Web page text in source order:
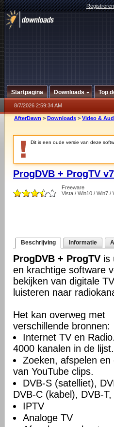
Registreren
Startpagina Downloads Top
8/7/2026 2:59:34 AM
AfterDawn > Downloads > Video &
Dit is een oude versie van deze
ProgDVB + ProgTV
Freeware
Vista / Win10 / Win7 /
Beschrijving Informatie
ProgDVB + ProgTV is
en krachtige software
bekijken van digitale
luisteren naar
Het kan overweg met
verschillende bronnen:
Internet TV en
4000 kanalen in de lijst.
Zoeken, afspelen en
van YouTube clips.
DVB-S (satelliet),
DVB-C (kabel), DVB-
IPTV
Analoge TV